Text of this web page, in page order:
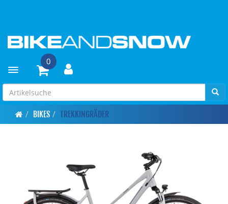
Toggle navigation
0
BIKES TREKKINGRÄDER